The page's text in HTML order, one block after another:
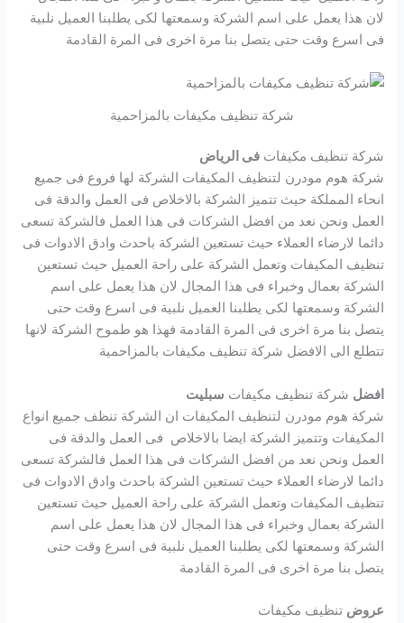
لان هذا يعمل على اسم الشركة وسمعتها لكى يطلبنا العميل نلبية
فى اسرع وقت حتى يتصل بنا مرة اخرى فى المرة القادمة
شركة تنظيف مكيفات بالمزاحمية
شركة تنظيف مكيفاتفى الرياض
شركة هوم مودرن لتنظيف المكيفات الشركة لها فروع فى جميع
انحاء المملكة حيث تتميز الشركة بالاخلاص فى العمل والدقة فى
العمل ونحن نعد من افضل الشركات فى هذا العمل فالشركة تسعى
دائما لارضاء العملاء حيث تستعين الشركة باحدث وادق الادوات فى
تنظيف المكيفات وتعمل الشركة على راحة العميل حيث تستعين
الشركة بعمال وخبراء فى هذا المجال لان هذا يعمل على اسم
الشركة وسمعتها لكى يطلبنا العميل نلبية فى اسرع وقت حتى
يتصل بنا مرة اخرى فى المرة القادمة فهذا هو طموح الشركة لانها
تتطلع الى الافضل شركة تنظيف مكيفات بالمزاحمية
افضل شركة تنظيف مكيفات سبليت
شركة هوم مودرن لتنظيف المكيفات ان الشركة تنظف جميع انواع
المكيفات وتتميز الشركة ايضا بالاخلاص فى العمل والدقة فى
العمل ونحن نعد من افضل الشركات فى هذا العمل فالشركة تسعى
دائما لارضاء العملاء حيث تستعين الشركة باحدث وادق الادوات فى
تنظيف المكيفات وتعمل الشركة على راحة العميل حيث تستعين
الشركة بعمال وخبراء فى هذا المجال لان هذا يعمل على اسم
الشركة وسمعتها لكى يطلبنا العميل نلبية فى اسرع وقت حتى
يتصل بنا مرة اخرى فى المرة القادمة
عروض تنظيف مكيفات